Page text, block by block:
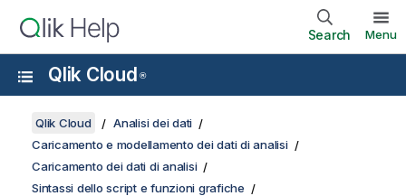
Search Menu
Qlik Cloud ®
Qlik Cloud
Analisi dei dati
Caricamento e modellamento dei dati di analisi
Caricamento dei dati di analisi
Sintassi dello script e funzioni grafiche